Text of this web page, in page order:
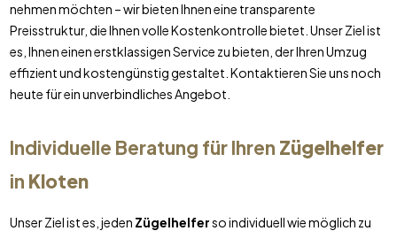
nehmen möchten – wir bieten Ihnen eine transparente
Preisstruktur, die Ihnen volle Kostenkontrolle bietet. Unser Ziel ist
es, Ihnen einen erstklassigen Service zu bieten, der Ihren Umzug
effizient und kostengünstig gestaltet. Kontaktieren Sie uns noch
heute für ein unverbindliches Angebot.
Individuelle Beratung für Ihren Zügelhelfer
in Kloten
Unser Ziel ist es, jeden Zügelhelferso individuell wie möglich zu